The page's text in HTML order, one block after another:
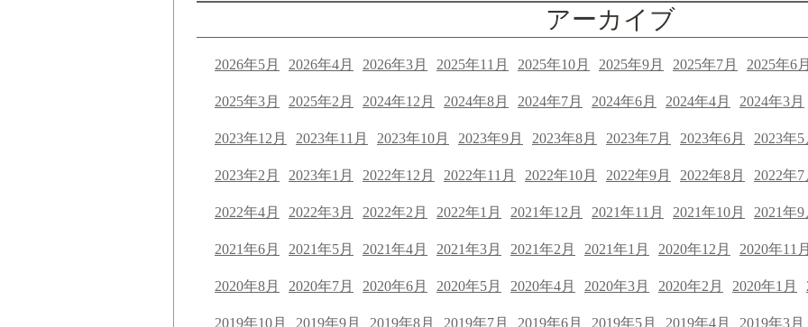
アーカイブ
2026年5月 2026年4月 2026年3月 2025年11月 2025年10月 2025年9月 2025年7月 2025年6
2025年3月 2025年2月 2024年12月 2024年8月 2024年7月 2024年6月 2024年4月 2024年3月
2023年12月 2023年11月 2023年10月 2023年9月 2023年8月 2023年7月 2023年6月 2023年5
2023年2月 2023年1月 2022年12月 2022年11月 2022年10月 2022年9月 2022年8月 2022年7
2022年4月 2022年3月 2022年2月 2022年1月 2021年12月 2021年11月 2021年10月 2021年9
2021年6月 2021年5月 2021年4月 2021年3月 2021年2月 2021年1月 2020年12月 2020年11
2020年8月 2020年7月 2020年6月 2020年5月 2020年4月 2020年3月 2020年2月 2020年1月
2019年10月 2019年9月 2019年8月 2019年7月 2019年6月 2019年5月 2019年4月 2019年3月